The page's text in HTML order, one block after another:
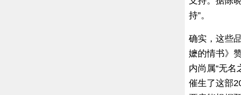
持”。
确实，这些
嬷的情书》
内尚属“无名
催生了这部